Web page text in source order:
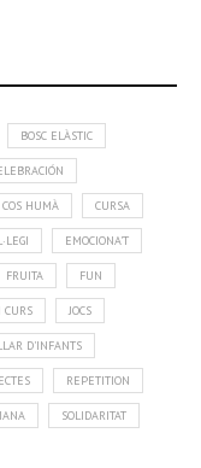
BOSC ELÀSTIC
COS HUMÀ CURSA
EMOCIONA'T
FRUITA FUN
CURS JOCS
D'INFANTS
REPETITION
SOLIDARITAT